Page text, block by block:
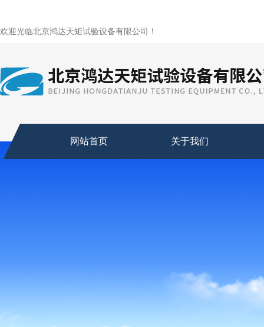
欢迎光临北京鸿达天矩试验设备有限公司！
网站首页 关于我们